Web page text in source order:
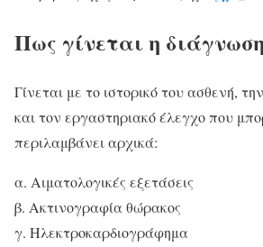
Πως γίνεται η
Γίνεται με το ιστορικό του ασθενή,
και τον εργαστηριακό έλεγχο που
περιλαμβάνει αρχικά:
α. Αιματολογικές εξετάσεις
β. Ακτινογραφία θώρακος
γ. Ηλεκτροκαρδιογράφημα